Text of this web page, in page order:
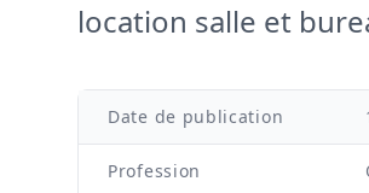
location salle et
Date de publication
Profession